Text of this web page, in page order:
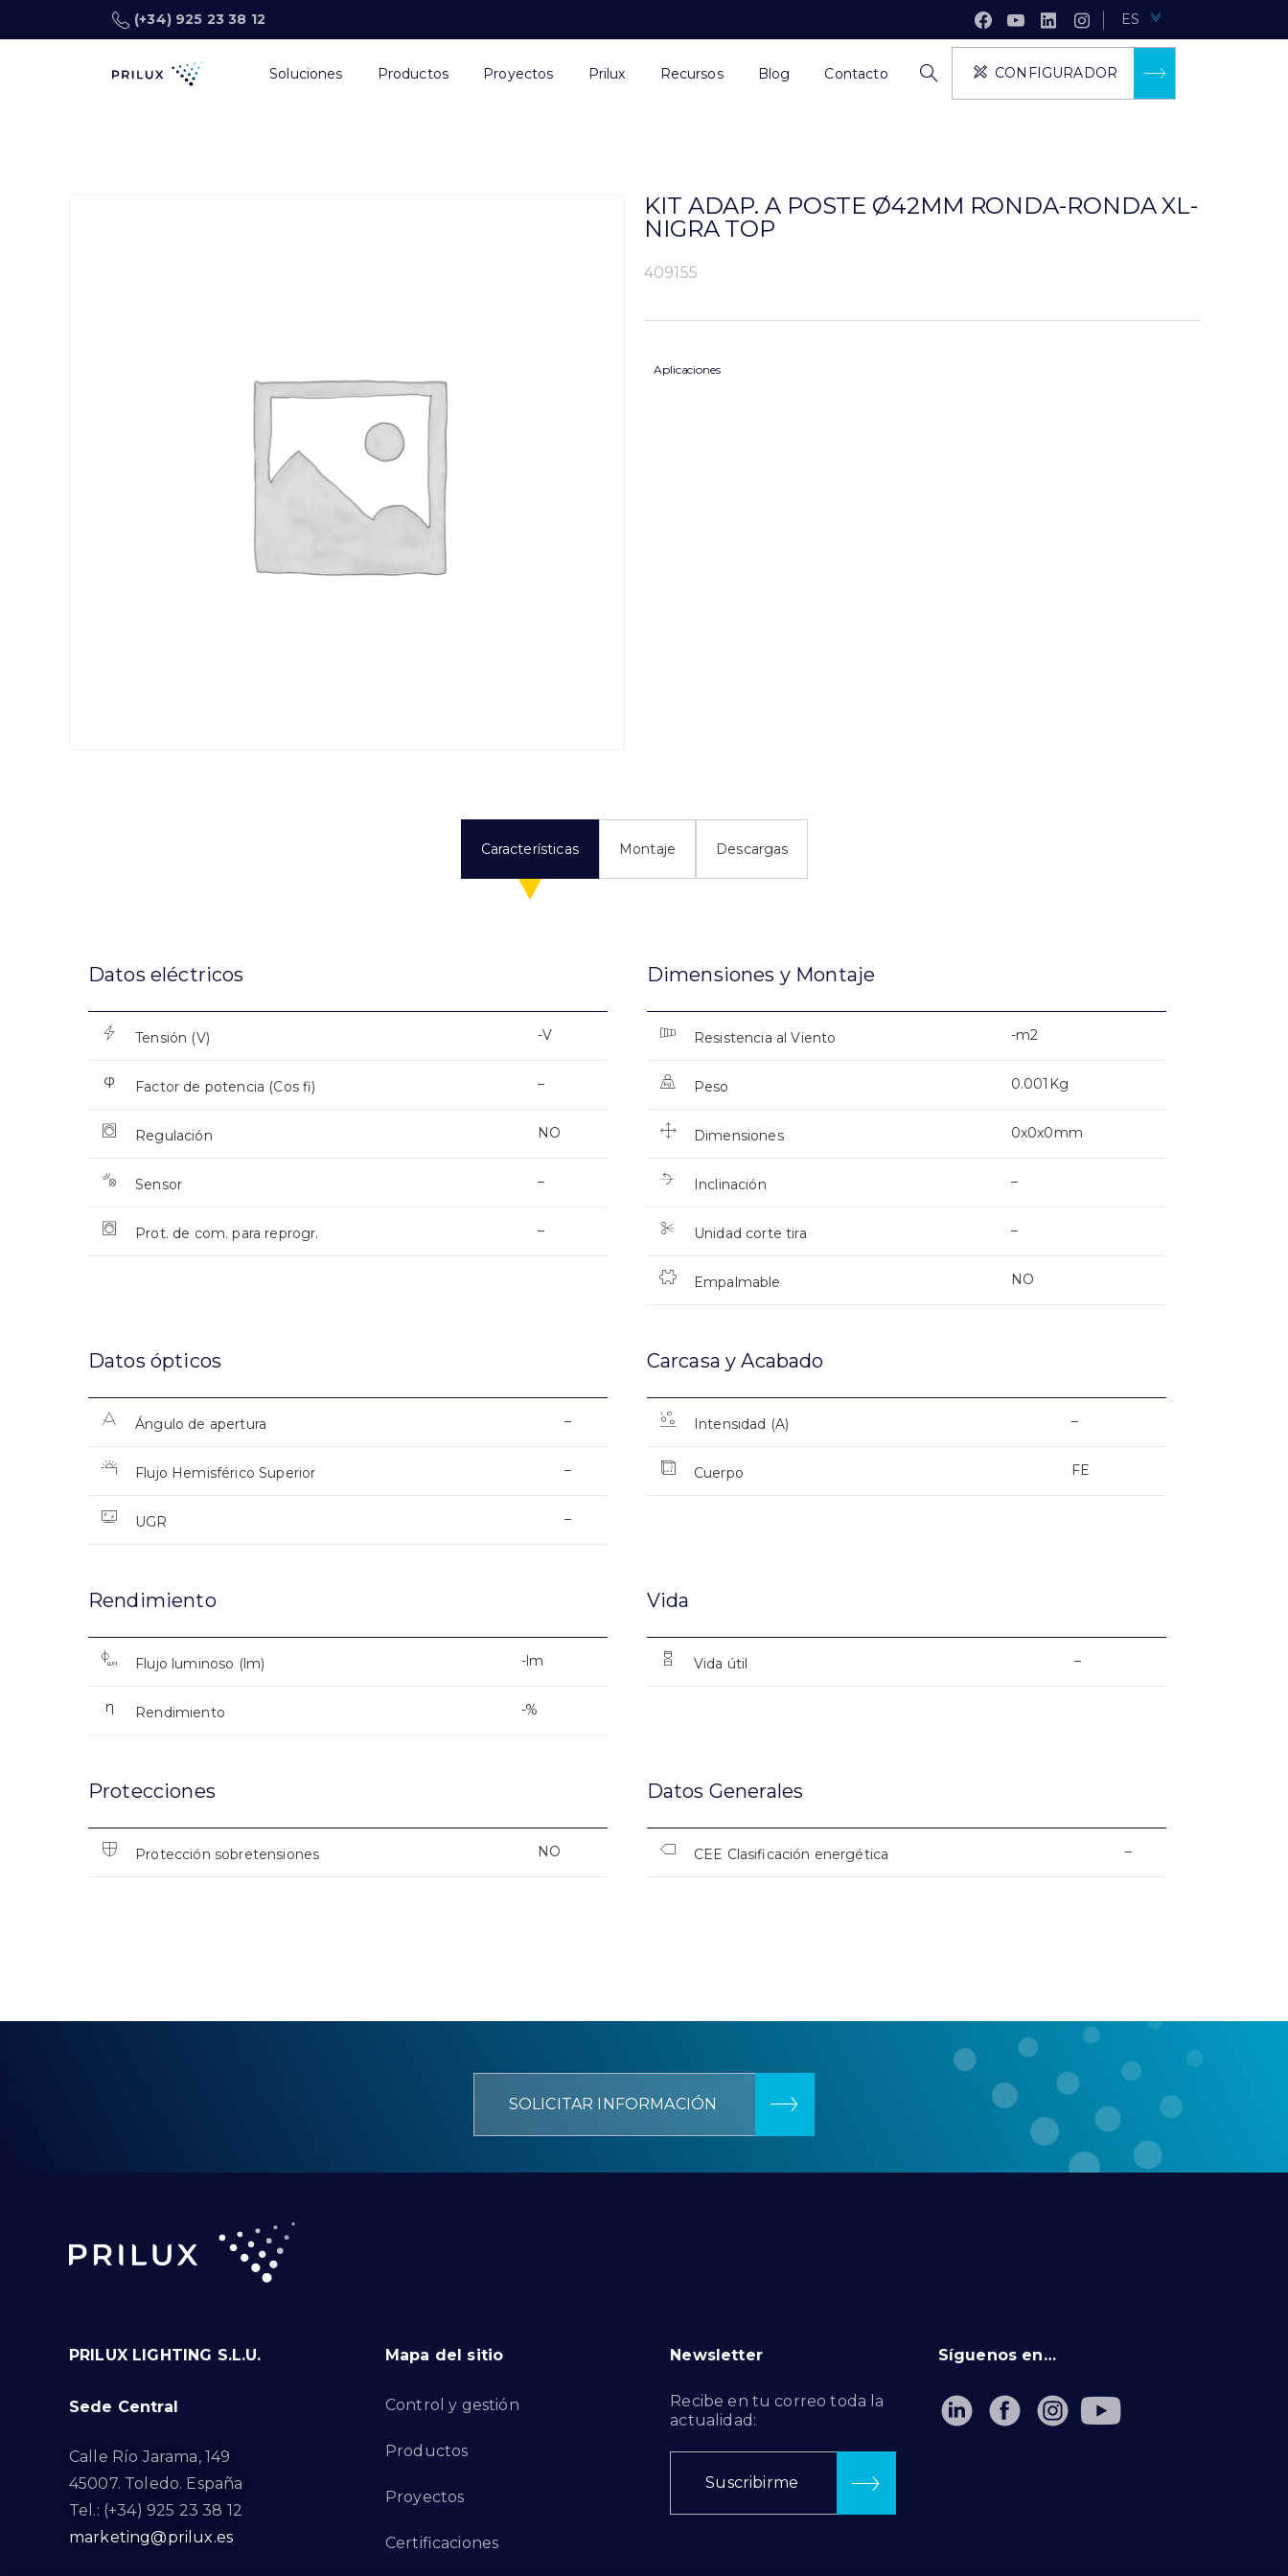
(+34) 925 23 38 12 ES
Soluciones Productos Proyectos Prilux Recursos Blog Contacto CONFIGURADOR
KIT ADAP. A POSTE Ø42MM RONDA-RONDA XL-
NIGRA TOP
409155
Aplicaciones
Características Montaje Descargas
Datos eléctricos
Tensión (V) -V
Factor de potencia (Cos fi) –
Regulación NO
Sensor –
Prot. de com. para reprogr. –
Dimensiones y Montaje
Resistencia al Viento -m2
Peso 0.001Kg
Dimensiones 0x0x0mm
Inclinación –
Unidad corte tira –
Empalmable NO
Datos ópticos
Ángulo de apertura –
Flujo Hemisférico Superior –
UGR –
Carcasa y Acabado
Intensidad (A) –
Cuerpo FE
Rendimiento
Flujo luminoso (lm) -lm
Rendimiento -%
Vida
Vida útil –
Protecciones
Protección sobretensiones NO
Datos Generales
CEE Clasificación energética –
SOLICITAR INFORMACIÓN
PRILUX LIGHTING S.L.U.
Sede Central
Calle Río Jarama, 149
45007. Toledo. España
Tel.: (+34) 925 23 38 12
marketing@prilux.es
Mapa del sitio
Control y gestión
Productos
Proyectos
Certificaciones
Newsletter
Recibe en tu correo toda la
actualidad:
Suscribirme
Síguenos en…